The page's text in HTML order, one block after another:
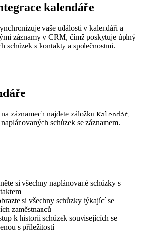
kalendáře
vaše události v kalendáři a
záznamy v CRM, čímž poskytuje úplný
schůzek s kontakty a společnostmi.
záznamech najdete záložku Kalendář,
schůzek se záznamem.
si všechny naplánované schůzky s
si všechny schůzky týkající se
zaměstnanců
k historii schůzek souvisejících se
s příležitostí